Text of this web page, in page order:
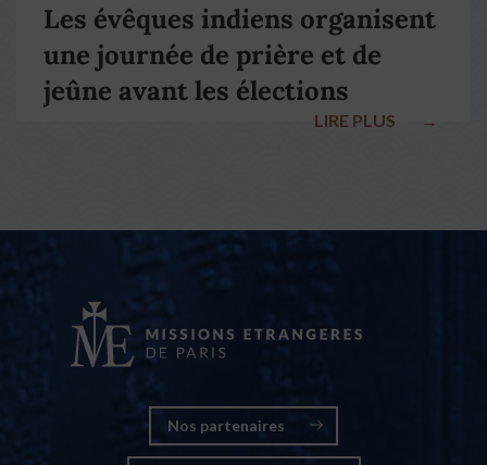
Les évêques indiens organisent
une journée de prière et de
jeûne avant les élections
LIRE PLUS →
Nos partenaires